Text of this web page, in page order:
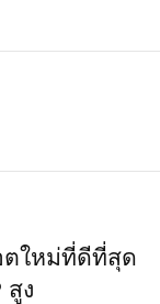
ตใหม่ที่ดีที่สุด
สูง